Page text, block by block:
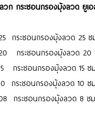
วก กระชอนกรองมุ้งลวด ยูเ
กระชอนกรองมุ้งลวด 25 ซ
กระชอนกรองมุ้งลวด 20
กระชอนกรองมุ้งลวด 15 ซม.
กระชอนกรองมุ้งลวด 10 ซ
กระชอนกรองมุ้งลวด 8 ซม